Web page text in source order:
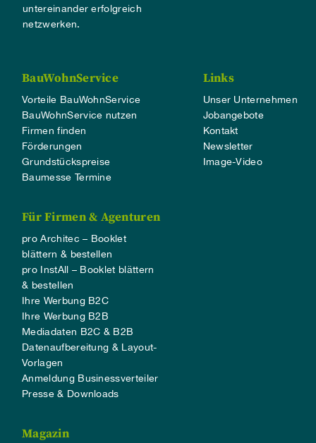
untereinander erfolgreich
netzwerken.
BauWohnService
Vorteile BauWohnService
BauWohnService nutzen
Firmen finden
Förderungen
Grundstückspreise
Baumesse Termine
Links
Unser Unternehmen
Jobangebote
Kontakt
Newsletter
Image-Video
Für Firmen & Agenturen
pro Architec – Booklet
blättern & bestellen
pro InstAll – Booklet blättern
& bestellen
Ihre Werbung B2C
Ihre Werbung B2B
Mediadaten B2C & B2B
Datenaufbereitung & Layout-
Vorlagen
Anmeldung Businessverteiler
Presse & Downloads
Magazin